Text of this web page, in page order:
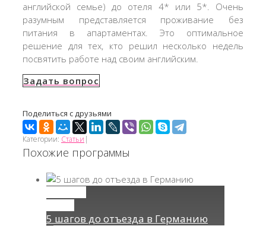
английской семье) до отеля 4* или 5*. Очень
разумным представляется проживание без
питания в апартаментах. Это оптимальное
решение для тех, кто решил несколько недель
посвятить работе над своим английским.
Задать вопрос
Поделиться с друзьями
Категории: Статьи |
Похожие программы
5 шагов до отъезда в Германию